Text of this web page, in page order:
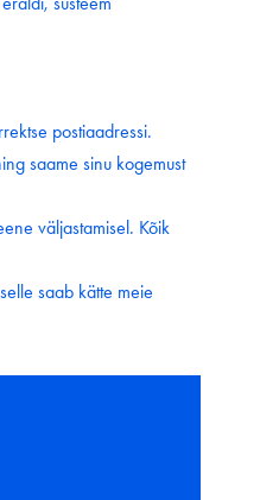
postiaadressi.
saame sinu kogemust
väljastamisel. Kõik
saab kätte meie